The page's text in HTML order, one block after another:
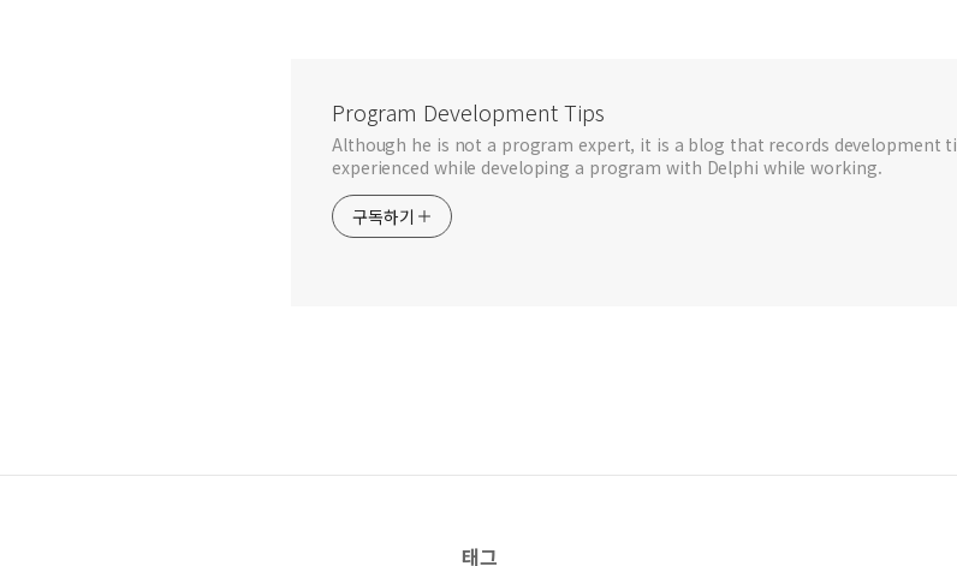
Program Development Tips
Although he is not a program expert, it is a blog that records development
experienced while developing a program with Delphi while working.
구독하기
태그